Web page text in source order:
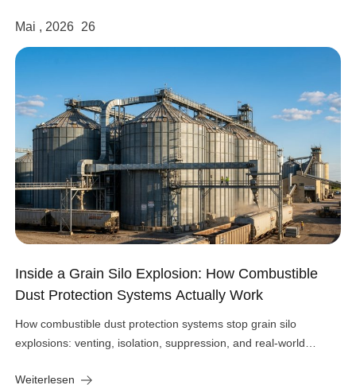
Mai , 2026 26
Inside a Grain Silo Explosion: How Combustible
Dust Protection Systems Actually Work
How combustible dust protection systems stop grain silo
explosions: venting, isolation, suppression, and real-world
Weiterlesen